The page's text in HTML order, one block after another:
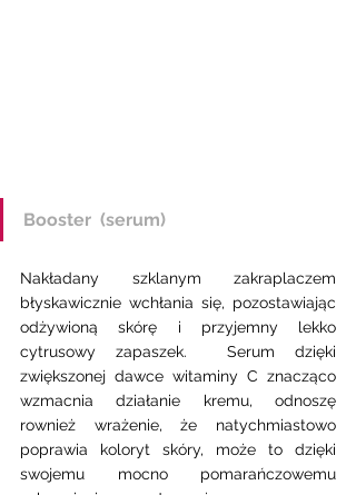
Booster  (serum)
Nakładany szklanym zakraplaczem
błyskawicznie wchłania się, pozostawiając
odżywioną skórę i przyjemny lekko
cytrusowy zapaszek.  Serum dzięki
zwiększonej dawce witaminy C znacząco
wzmacnia działanie kremu, odnoszę
rownież wrażenie, że natychmiastowo
poprawia koloryt skóry, może to dzięki
swojemu mocno pomarańczowemu